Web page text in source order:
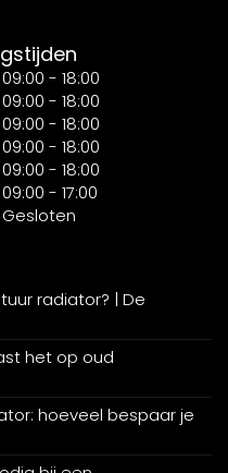
09:00 - 18:00
09:00 - 18:00
09:00 - 18:00
09:00 - 18:00
09:00 - 18:00
09:00 - 17:00
Gesloten
radiator? | De
het op oud
hoeveel bespaar je